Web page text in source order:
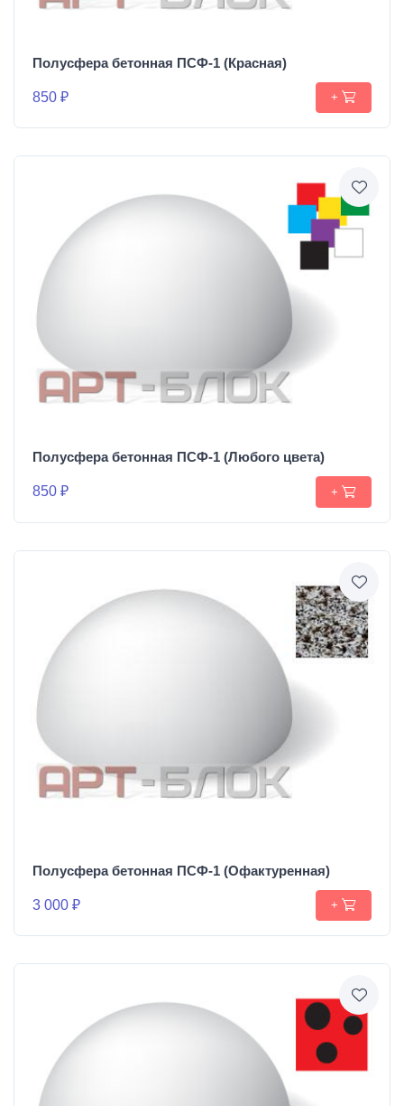
Полусфера бетонная ПСФ-1 (Красная)
850 ₽ +
Полусфера бетонная ПСФ-1 (Любого цвета)
850 ₽ +
Полусфера бетонная ПСФ-1 (Офактуренная)
3 000 ₽ +